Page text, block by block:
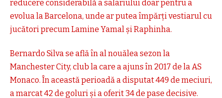
reducere considerabilă a salariului doar pentru a
evolua la Barcelona, unde ar putea împărți vestiarul cu
jucători precum Lamine Yamal și Raphinha.
Bernardo Silva se află în al nouălea sezon la
Manchester City, club la care a ajuns în 2017 de la AS
Monaco. În această perioadă a disputat 449 de meciuri,
a marcat 42 de goluri și a oferit 34 de pase decisive.